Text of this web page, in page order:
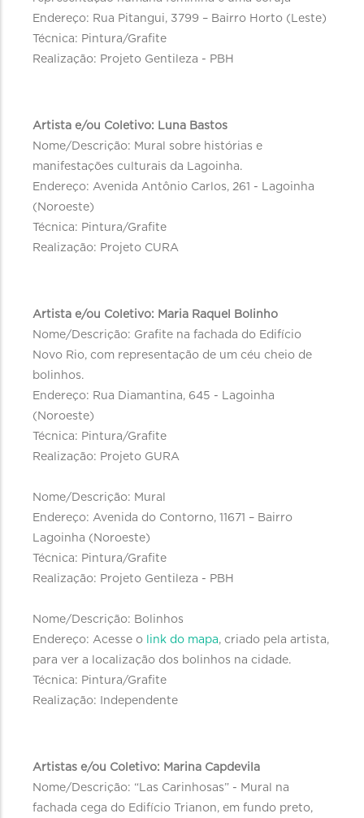
Endereço: Rua Pitangui, 3799 – Bairro Horto (Leste)
Técnica: Pintura/Grafite
Realização: Projeto Gentileza - PBH
Artista e/ou Coletivo: Luna Bastos
Nome/Descrição: Mural sobre histórias e
manifestações culturais da Lagoinha.
Endereço: Avenida Antônio Carlos, 261 - Lagoinha
(Noroeste)
Técnica: Pintura/Grafite
Realização: Projeto CURA
Artista e/ou Coletivo: Maria Raquel Bolinho
Nome/Descrição: Grafite na fachada do Edifício
Novo Rio, com representação de um céu cheio de
bolinhos.
Endereço: Rua Diamantina, 645 - Lagoinha
(Noroeste)
Técnica: Pintura/Grafite
Realização: Projeto GURA
Nome/Descrição: Mural
Endereço: Avenida do Contorno, 11671 – Bairro
Lagoinha (Noroeste)
Técnica: Pintura/Grafite
Realização: Projeto Gentileza - PBH
Nome/Descrição: Bolinhos
Endereço: Acesse o
link do mapa, criado pela artista,
para ver a localização dos bolinhos na cidade.
Técnica: Pintura/Grafite
Realização: Independente
Artistas e/ou Coletivo: Marina Capdevila
Nome/Descrição: “Las Carinhosas” - Mural na
fachada cega do Edifício Trianon, em fundo preto,